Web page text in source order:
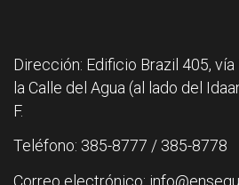
Dirección: Edificio Brazil 405,
la Calle del Agua (al lado del
F.
Teléfono: 385-8777 / 385-8778
Correo electrónico: